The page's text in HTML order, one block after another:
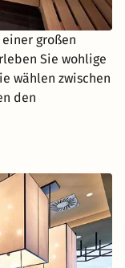
großen
Sie wohlige
wählen zwischen
den